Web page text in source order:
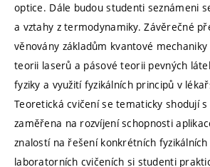
optice. Dále budou studenti seznámeni
a vztahy z termodynamiky. Závěrečné
věnovány základům kvantové
teorii laserů a pásové teorii pevných
fyziky a využití fyzikálních principů v
Teoretická cvičení se tematicky shodují
zaměřena na rozvíjení schopnosti
znalostí na řešení konkrétních fyzikálních
laboratorních cvičeních si studenti